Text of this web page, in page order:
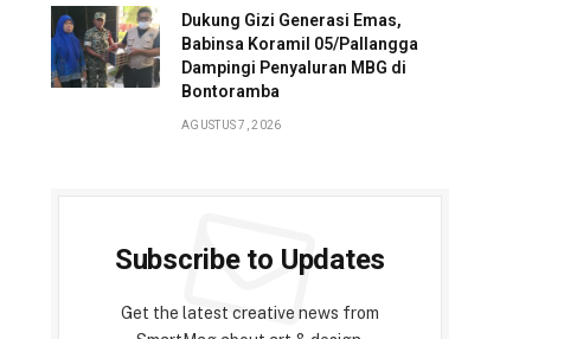
Dukung Gizi Generasi Emas,
Babinsa Koramil 05/Pallangga
Dampingi Penyaluran MBG di
Bontoramba
AGUSTUS 7, 2026
Subscribe to Updates
Get the latest creative news from